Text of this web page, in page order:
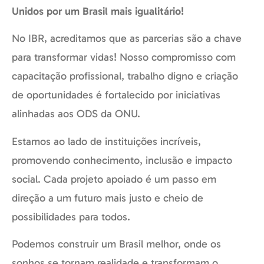
Unidos por um Brasil mais igualitário!
No IBR, acreditamos que as parcerias são a chave
para transformar vidas! Nosso compromisso com
capacitação profissional, trabalho digno e criação
de oportunidades é fortalecido por iniciativas
alinhadas aos ODS da ONU.
Estamos ao lado de instituições incríveis,
promovendo conhecimento, inclusão e impacto
social. Cada projeto apoiado é um passo em
direção a um futuro mais justo e cheio de
possibilidades para todos.
Podemos construir um Brasil melhor, onde os